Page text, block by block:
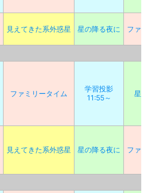
見えてきた系外惑星 星の降る夜に ファ
ファミリータイム
学習投影
11:55～
星
見えてきた系外惑星 星の降る夜に ファ